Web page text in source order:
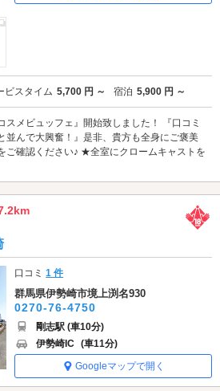
ビスタイム 5,700 円 ～ 宿泊 5,900 円 ～
メビュッフェ』開始致しました！ 『口コミ
並んで大興奮！』是非、貴方も全身にご褒美
ご確認ください♪ ★全室にクロームキャストを
口コミ1 件
群馬県伊勢崎市境上渕名930
0270-76-4750
剛志駅 (車10分)
伊勢崎IC (車11分)
Googleマップで開く